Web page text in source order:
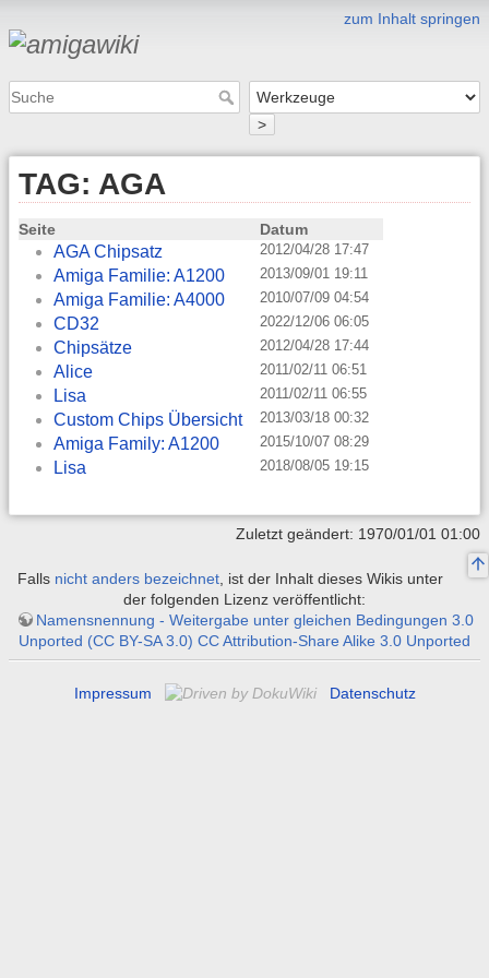
zum Inhalt springen
>
TAG: AGA
Seite Datum
AGA Chipsatz 2012/04/28 17:47
Amiga Familie: A1200 2013/09/01 19:11
Amiga Familie: A4000 2010/07/09 04:54
CD32 2022/12/06 06:05
Chipsätze 2012/04/28 17:44
Alice 2011/02/11 06:51
Lisa 2011/02/11 06:55
Custom Chips Übersicht 2013/03/18 00:32
Amiga Family: A1200 2015/10/07 08:29
Lisa 2018/08/05 19:15
Zuletzt geändert: 1970/01/01 01:00
Falls nicht anders bezeichnet , ist der Inhalt dieses Wikis unter
der folgenden Lizenz veröffentlicht:
Namensnennung - Weitergabe unter gleichen Bedingungen 3.0
Unported (CC BY-SA 3.0) CC Attribution-Share Alike 3.0 Unported
Impressum Datenschutz